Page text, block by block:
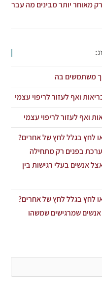
מאוחר יותר מבינים מה עבר
משתמשים בה
ואף לעזור לריפוי עצמי
ואף לעזור לריפוי עצמי
לחץ בגלל לחץ של אחרים?
בפנים רק מתחילה
אנשים בעלי רגישות בין
לחץ בגלל לחץ של אחרים?
אנשים שמרגישים שמשהו